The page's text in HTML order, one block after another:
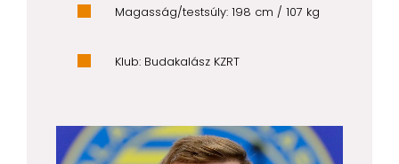
Magasság/testsúly: 198 cm / 107 kg
Klub: Budakalász KZRT